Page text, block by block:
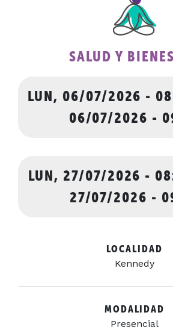
SALUD Y
LUN, 06/07/2026 -
06/07/2026 -
LUN, 27/07/2026 -
27/07/2026 -
LOCALIDAD
Kennedy
MODALIDAD
Presencial